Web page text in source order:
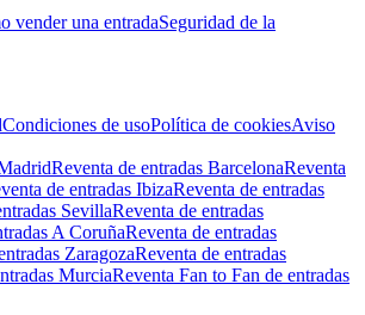
vender una entradaSeguridad de la
Condiciones de usoPolítica de cookiesAviso
Reventa de entradas BarcelonaReventa
de entradas IbizaReventa de entradas
SevillaReventa de entradas
A CoruñaReventa de entradas
ZaragozaReventa de entradas
MurciaReventa Fan to Fan de entradas